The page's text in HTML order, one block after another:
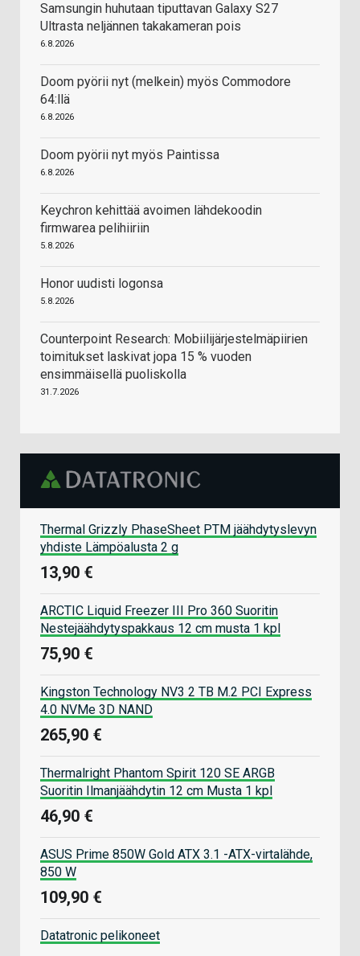
Samsungin huhutaan tiputtavan Galaxy S27
Ultrasta neljännen takakameran pois
6.8.2026
Doom pyörii nyt (melkein) myös Commodore
64:llä
6.8.2026
Doom pyörii nyt myös Paintissa
6.8.2026
Keychron kehittää avoimen lähdekoodin
firmwarea pelihiiriin
5.8.2026
Honor uudisti logonsa
5.8.2026
Counterpoint Research: Mobiilijärjestelmäpiirien
toimitukset laskivat jopa 15 % vuoden
ensimmäisellä puoliskolla
31.7.2026
Thermal Grizzly PhaseSheet PTM jäähdytyslevyn
yhdiste Lämpöalusta 2 g
13,90 €
ARCTIC Liquid Freezer III Pro 360 Suoritin
Nestejäähdytyspakkaus 12 cm musta 1 kpl
75,90 €
Kingston Technology NV3 2 TB M.2 PCI Express
4.0 NVMe 3D NAND
265,90 €
Thermalright Phantom Spirit 120 SE ARGB
Suoritin Ilmanjäähdytin 12 cm Musta 1 kpl
46,90 €
ASUS Prime 850W Gold ATX 3.1 -ATX-virtalähde,
850 W
109,90 €
Datatronic pelikoneet